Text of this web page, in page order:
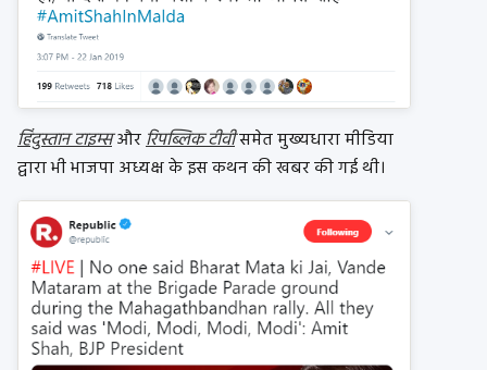
हिंदुस्तान टाइम्सऔररिपब्लिक टीवीसमेत मुख्यधारा मीडिया
द्वारा भी भाजपा अध्यक्ष के इस कथन की खबर की गई थी।